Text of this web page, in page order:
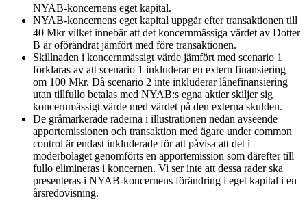
NYAB-koncernens eget kapital.
NYAB-koncernens eget kapital uppgår efter transaktionen till
40 Mkr vilket innebär att det koncernmässiga värdet av Dotter
B är oförändrat jämfört med före transaktionen.
Skillnaden i koncernmässigt värde jämfört med scenario 1
förklaras av att scenario 1 inkluderar en extern finansiering
om 100 Mkr. Då scenario 2 inte inkluderar lånefinansiering
utan tillfullo betalas med NYAB:s egna aktier skiljer sig
koncernmässigt värde med värdet på den externa skulden.
De gråmarkerade raderna i illustrationen nedan avseende
apportemissionen och transaktion med ägare under common
control är endast inkluderade för att påvisa att det i
moderbolaget genomförts en apportemission som därefter till
fullo elimineras i koncernen. Vi ser inte att dessa rader ska
presenteras i NYAB-koncernens förändring i eget kapital i en
årsredovisning.